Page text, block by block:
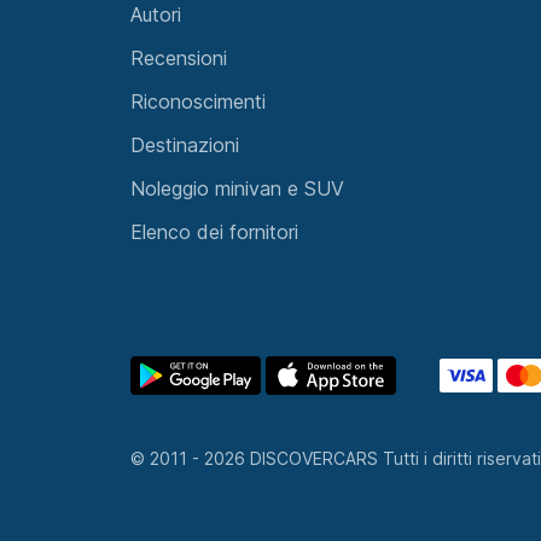
© 2011 - 2026 DISCOVERCARS Tutti i diritti